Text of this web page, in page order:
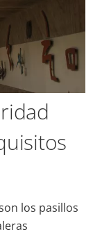
los pasillos